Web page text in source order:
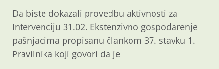
Da biste dokazali provedbu aktivnosti za
Intervenciju 31.02. Ekstenzivno gospodarenje
pašnjacima propisanu člankom 37. stavku 1.
Pravilnika koji govori da je